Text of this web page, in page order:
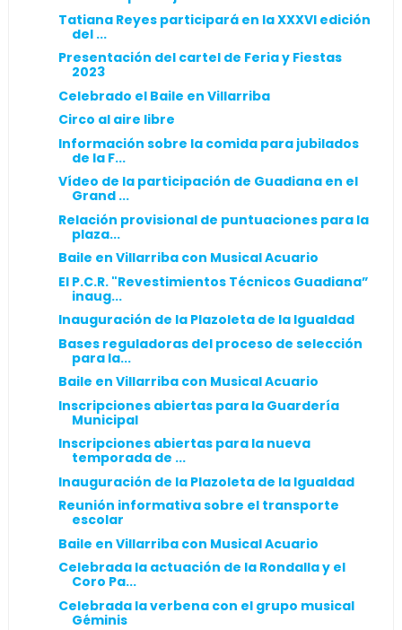
Tatiana Reyes participará en la XXXVI edición
del ...
Presentación del cartel de Feria y Fiestas
2023
Celebrado el Baile en Villarriba
Circo al aire libre
Información sobre la comida para jubilados
de la F...
Vídeo de la participación de Guadiana en el
Grand ...
Relación provisional de puntuaciones para la
plaza...
Baile en Villarriba con Musical Acuario
El P.C.R. "Revestimientos Técnicos Guadiana”
inaug...
Inauguración de la Plazoleta de la Igualdad
Bases reguladoras del proceso de selección
para la...
Baile en Villarriba con Musical Acuario
Inscripciones abiertas para la Guardería
Municipal
Inscripciones abiertas para la nueva
temporada de ...
Inauguración de la Plazoleta de la Igualdad
Reunión informativa sobre el transporte
escolar
Baile en Villarriba con Musical Acuario
Celebrada la actuación de la Rondalla y el
Coro Pa...
Celebrada la verbena con el grupo musical
Géminis